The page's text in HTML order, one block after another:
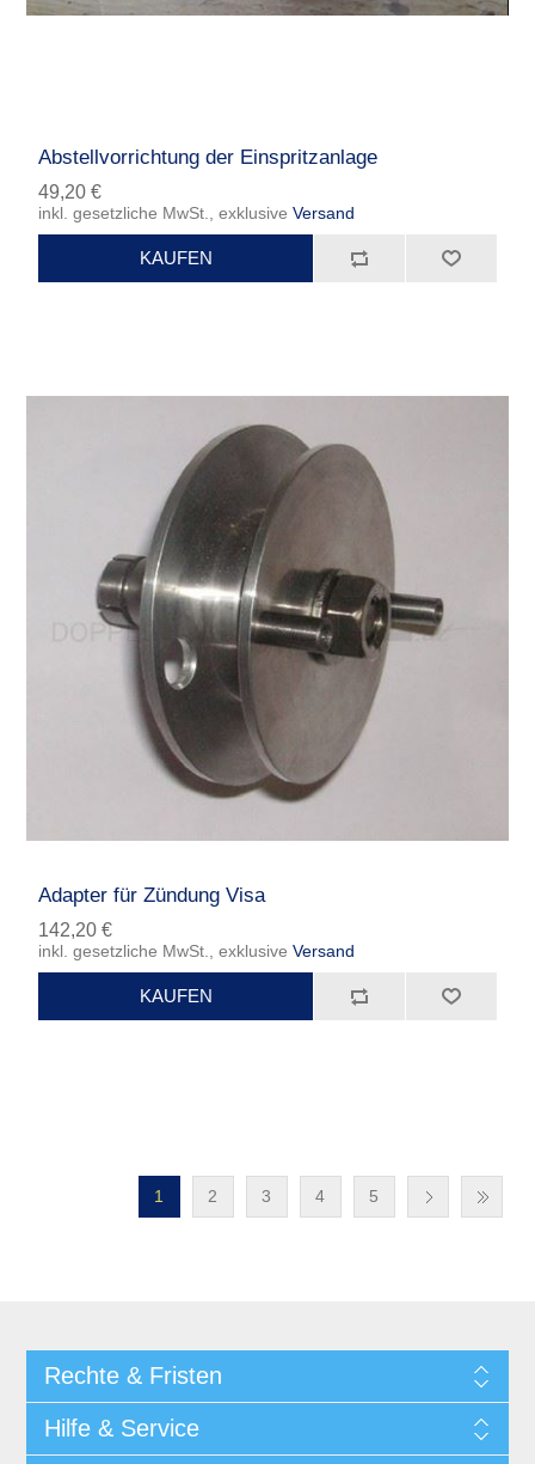
Abstellvorrichtung der Einspritzanlage
49,20 €
inkl. gesetzliche MwSt., exklusiveVersand
Adapter für Zündung Visa
142,20 €
inkl. gesetzliche MwSt., exklusiveVersand
1 2 3 4 5
Rechte & Fristen
Hilfe & Service